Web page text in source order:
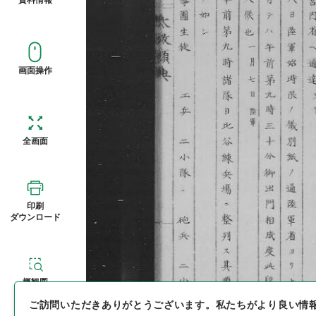
画面操作
全画面
印刷
ダウンロード
概観図
ご訪問いただきありがとうございます。 私たちがより良い情